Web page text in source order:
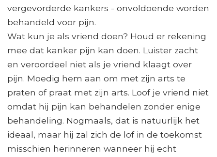
vergevorderde kankers - onvoldoende worden
behandeld voor pijn.
Wat kun je als vriend doen? Houd er rekening
mee dat kanker pijn kan doen. Luister zacht
en veroordeel niet als je vriend klaagt over
pijn. Moedig hem aan om met zijn arts te
praten of praat met zijn arts. Loof je vriend niet
omdat hij pijn kan behandelen zonder enige
behandeling. Nogmaals, dat is natuurlijk het
ideaal, maar hij zal zich de lof in de toekomst
misschien herinneren wanneer hij echt